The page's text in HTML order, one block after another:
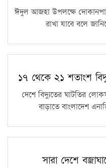
ঈদুল আজহা উপলক্ষে
রাখা যাবে বলে
১৭ থেকে ২১ শতাংশ
দেশে বিদ্যুতের ঘাটতির
বাড়াতে বাংলাদেশ
সারা দেশে